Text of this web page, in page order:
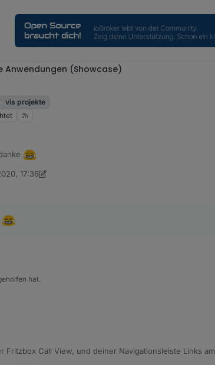
Anwendungen (Showcase)
vis projekte
17:36
hat.
Fritzbox Call View, und deiner Navigationsleiste Links